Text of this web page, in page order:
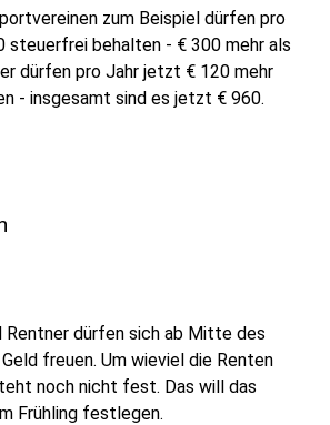
zum Beispiel dürfen pro
steuerfrei behalten - € 300 mehr als
dürfen pro Jahr jetzt € 120 mehr
- insgesamt sind es jetzt € 960.
Rentner dürfen sich ab Mitte des
freuen. Um wieviel die Renten
noch nicht fest. Das will das
Frühling festlegen.